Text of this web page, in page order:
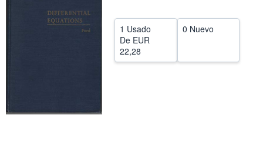
CERRAR
1 Usado
De EUR
22,28
0 Nuevo